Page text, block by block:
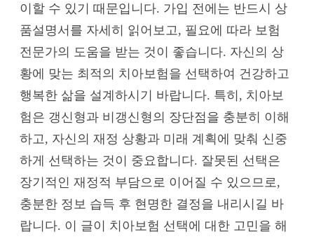
이할 수 있기 때문입니다. 가입 전에는 반드시 상
품설명서를 자세히 읽어보고, 필요에 따라 보험
전문가의 도움을 받는 것이 좋습니다. 자신의 상
황에 맞는 최적의 치아보험을 선택하여 건강하고
행복한 삶을 설계하시기 바랍니다. 특히, 치아보
험은 갱신형과 비갱신형의 장단점을 충분히 이해
하고, 자신의 재정 상황과 미래 계획에 맞춰 신중
하게 선택하는 것이 중요합니다. 잘못된 선택은
장기적인 재정적 부담으로 이어질 수 있으므로,
충분한 정보 습득 후 현명한 결정을 내리시길 바
랍니다. 이 글이 치아보험 선택에 대한 고민을 해